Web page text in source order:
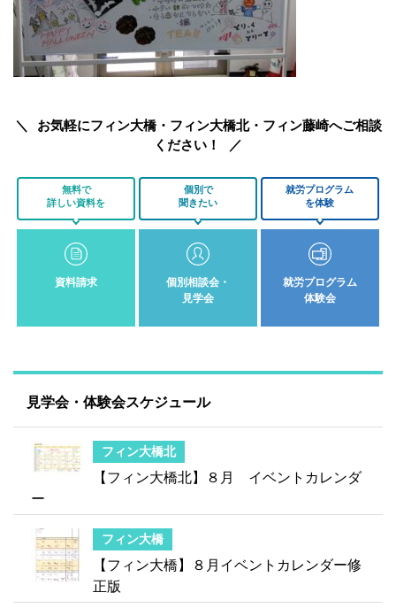
お気軽にフィン大橋・フィン大橋北・フィン藤崎へご相談
ください！
無料で
詳しい資料を
資料請求
個別で
聞きたい
個別相談会・
見学会
就労プログラム
を体験
就労プログラム
体験会
見学会・体験会スケジュール
フィン大橋北
【フィン大橋北】８月 イベントカレンダ
ー
フィン大橋
【フィン大橋】８月イベントカレンダー修
正版